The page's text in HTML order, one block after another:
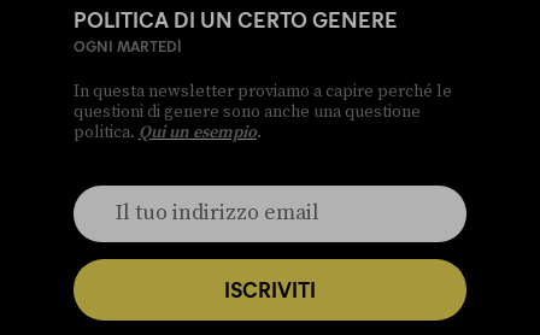
POLITICA DI UN CERTO GENERE
OGNI MARTEDÌ
In questa newsletter proviamo a capire perché le
questioni di genere sono anche una questione
politica. Qui un esempio.
ISCRIVITI